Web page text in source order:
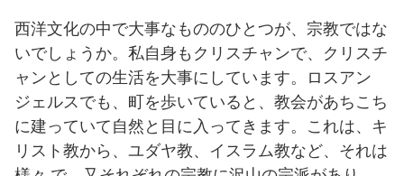
西洋文化の中で大事なもののひとつが、宗教ではな
いでしょうか。私自身もクリスチャンで、クリスチ
ャンとしての生活を大事にしています。ロスアン
ジェルスでも、町を歩いていると、教会があちこち
に建っていて自然と目に入ってきます。これは、キ
リスト教から、ユダヤ教、イスラム教など、それは